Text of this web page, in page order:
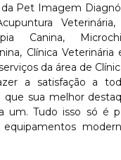
da Pet Imagem
Canina,
Clínica
da área de
a satisfação a
que sua melhor
um. Tudo isso só é